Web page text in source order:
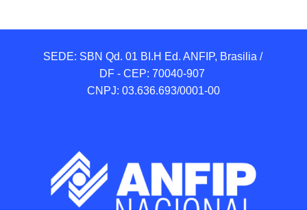
SEDE: SBN Qd. 01 BI.H Ed. ANFIP, Brasilia /
DF - CEP: 70040-907
CNPJ: 03.636.693/0001-00